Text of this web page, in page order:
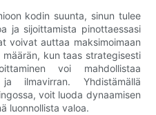
kodin suunta, sinun tulee
ja sijoittamista pinottaessasi
voivat auttaa maksimoimaan
kun taas strategisesti
voi mahdollistaa
ilmavirran. Yhdistämällä
voit luoda dynaamisen
luonnollista valoa.